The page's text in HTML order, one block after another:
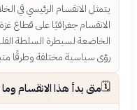
يتمثل الانقسام الرئيسي في
الانقسام جغرافيًا على قطاع
الخاضعة لسيطرة السلطة
رؤى سياسية مختلفة وطرقًا
🗓️متى بدأ هذا الانقسام